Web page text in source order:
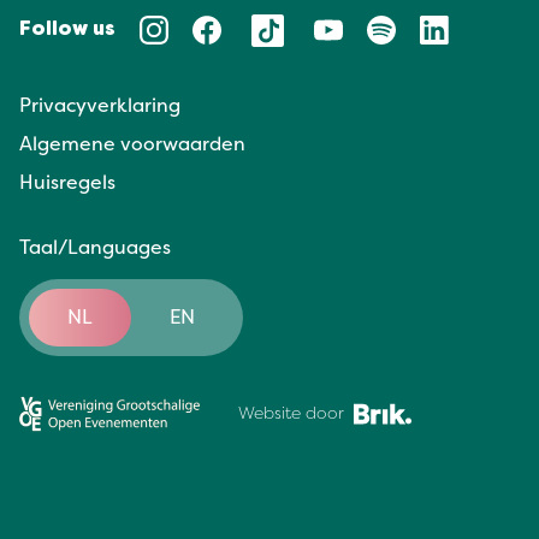
Follow us
Privacyverklaring
Algemene voorwaarden
Huisregels
Taal/Languages
NL EN
Website door